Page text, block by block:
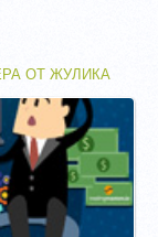
ОТ ЖУЛИКА